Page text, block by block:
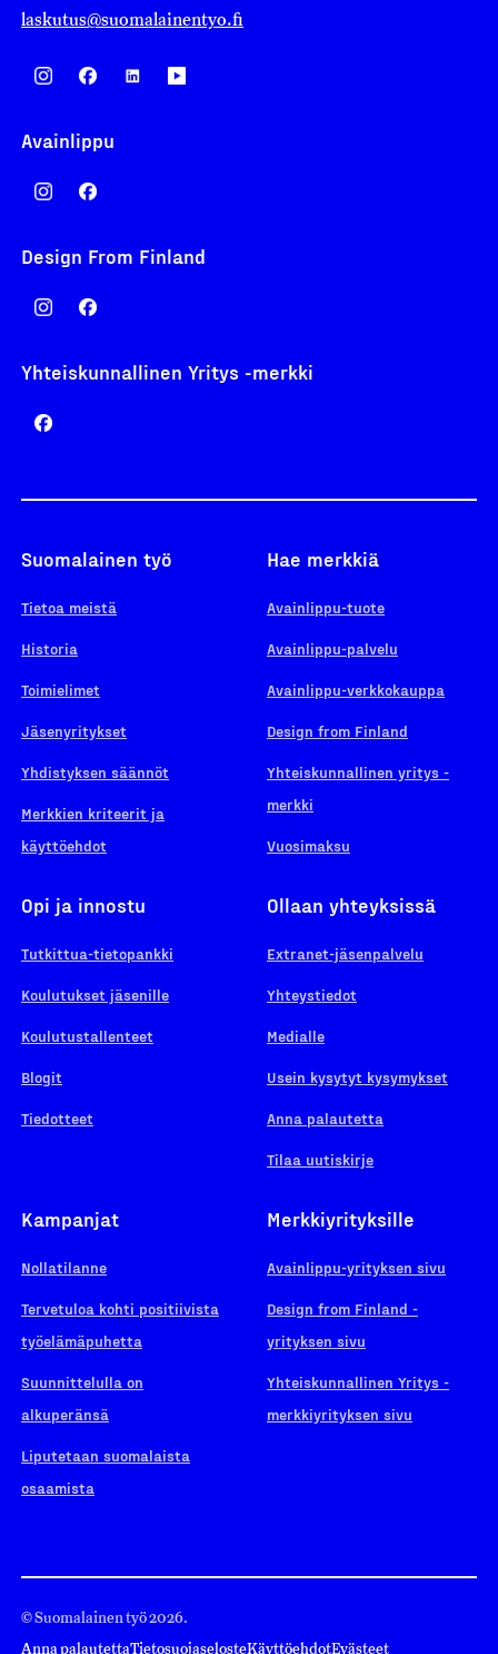
laskutus@suomalainentyo.fi
Avainlippu
Design From Finland
Yhteiskunnallinen Yritys -merkki
Suomalainen työ
Tietoa meistä
Historia
Toimielimet
Jäsenyritykset
Yhdistyksen säännöt
Merkkien kriteerit ja
käyttöehdot
Hae merkkiä
Avainlippu-tuote
Avainlippu-palvelu
Avainlippu-verkkokauppa
Design from Finland
Yhteiskunnallinen yritys -
merkki
Vuosimaksu
Opi ja innostu
Tutkittua-tietopankki
Koulutukset jäsenille
Koulutustallenteet
Blogit
Tiedotteet
Ollaan yhteyksissä
Extranet-jäsenpalvelu
Yhteystiedot
Medialle
Usein kysytyt kysymykset
Anna palautetta
Tilaa uutiskirje
Kampanjat
Nollatilanne
Tervetuloa kohti positiivista
työelämäpuhetta
Suunnittelulla on
alkuperänsä
Liputetaan suomalaista
osaamista
Merkkiyrityksille
Avainlippu-yrityksen sivu
Design from Finland -
yrityksen sivu
Yhteiskunnallinen Yritys -
merkkiyrityksen sivu
© Suomalainen työ 2026.
Anna palautettaTietosuojaselosteKäyttöehdotEvästeet